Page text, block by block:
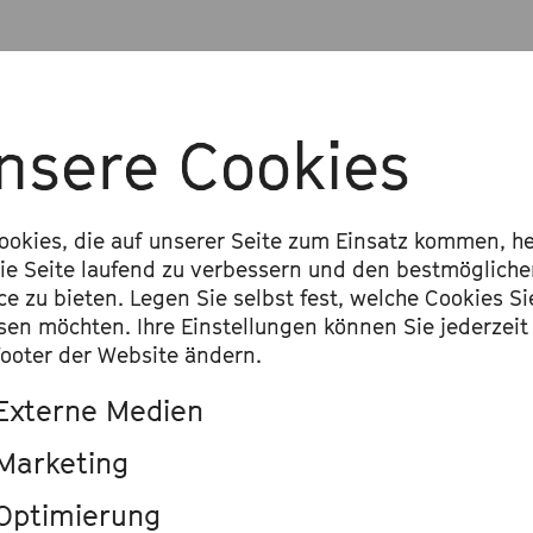
Cookies
die auf unserer Seite zum Einsatz kommen,
Seite laufend zu verbessern und den
zu bieten. Legen Sie selbst fest, welche Cookies
möchten. Ihre Einstellungen können Sie
der Website ändern.
Medien
ich den Gutschein erwerben?
es den Gutschein digital oder als
ich den Gutscheinwert frei festlegen?